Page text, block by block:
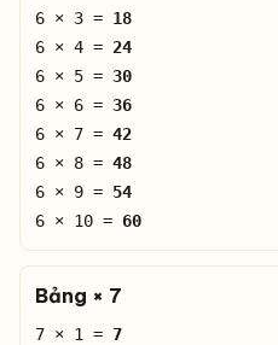
6 × 3 = 18
6 × 4 = 24
6 × 5 = 30
6 × 6 = 36
6 × 7 = 42
6 × 8 = 48
6 × 9 = 54
6 × 10 = 60
Bảng × 7
7 × 1 = 7